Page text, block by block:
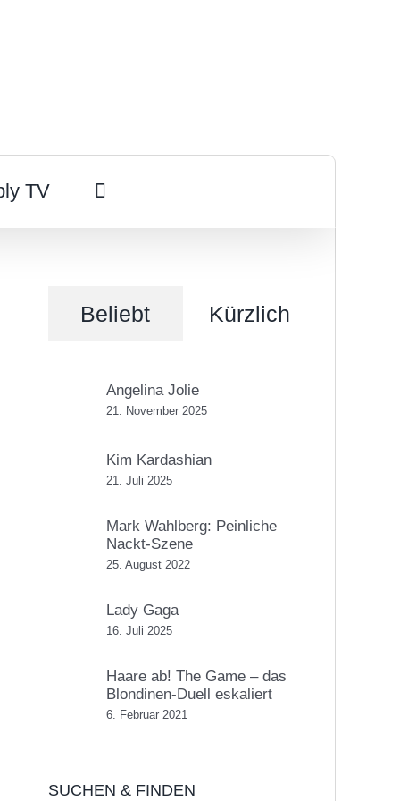
TV
Beliebt Kürzlich
Angelina Jolie
21. November 2025
Kim Kardashian
21. Juli 2025
Mark Wahlberg: Peinliche
Nackt-Szene
25. August 2022
Lady Gaga
16. Juli 2025
Haare ab! The Game – das
Blondinen-Duell eskaliert
6. Februar 2021
SUCHEN & FINDEN